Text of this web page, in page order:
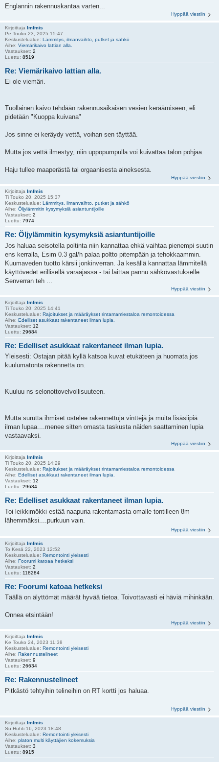
Englannin rakennuskantaa varten...
Hyppää viestiin
Kirjoittaja lmfmis
Pe Touko 23, 2025 15:47
Keskustelualue: Lämmitys, ilmanvaihto, putket ja sähkö
Aihe: Viemärikaivo lattian alla.
Vastaukset: 2
Luettu: 8519
Re: Viemärikaivo lattian alla.
Ei ole viemäri.
Tuollainen kaivo tehdään rakennusaikaisen vesien keräämiseen, eli
pidetään "Kuoppa kuivana"
Jos sinne ei keräydy vettä, voihan sen täyttää.
Mutta jos vettä ilmestyy, niin uppopumpulla voi kuivattaa talon pohjaa.
Haju tullee maaperästä tai orgaanisesta aineksesta.
Hyppää viestiin
Kirjoittaja lmfmis
Ti Touko 20, 2025 15:37
Keskustelualue: Lämmitys, ilmanvaihto, putket ja sähkö
Aihe: Öljylämmitin kysymyksiä asiantuntijoille
Vastaukset: 2
Luettu: 7974
Re: Öljylämmitin kysymyksiä asiantuntijoille
Jos haluaa seisotella poltinta niin kannattaa ehkä vaihtaa pienempi suutin
ens kerralla, Esim 0.3 gal/h palaa poltto pitempään ja tehokkaammin.
Kuumaveden tuotto kärsii jonkinverran. Ja kesällä kannattaa lämmitellä
käyttövedet erillisellä varaajassa - tai laittaa pannu sähkövastukselle.
Senverran teh ...
Hyppää viestiin
Kirjoittaja lmfmis
Ti Touko 20, 2025 14:41
Keskustelualue: Rajoitukset ja määräykset rintamamiestaloa remontoidessa
Aihe: Edelliset asukkaat rakentaneet ilman lupia.
Vastaukset: 12
Luettu: 29684
Re: Edelliset asukkaat rakentaneet ilman lupia.
Yleisesti: Ostajan pitää kyllä katsoa kuvat etukäteen ja huomata jos
kuulumatonta rakennetta on.
Kuuluu ns selonottovelvollisuuteen.
Mutta surutta ihmiset ostelee rakennettuja vinttejä ja muita lisäsiipiä
ilman lupaa....menee sitten omasta taskusta näiden saattaminen lupia
vastaavaksi.
Hyppää viestiin
Kirjoittaja lmfmis
Ti Touko 20, 2025 14:29
Keskustelualue: Rajoitukset ja määräykset rintamamiestaloa remontoidessa
Aihe: Edelliset asukkaat rakentaneet ilman lupia.
Vastaukset: 12
Luettu: 29684
Re: Edelliset asukkaat rakentaneet ilman lupia.
Toi leikkimökki estää naapuria rakentamasta omalle tontilleen 8m
lähemmäksi....purkuun vain.
Hyppää viestiin
Kirjoittaja lmfmis
To Kesä 22, 2023 12:52
Keskustelualue: Remontointi yleisesti
Aihe: Foorumi katoaa hetkeksi
Vastaukset: 2
Luettu: 118284
Re: Foorumi katoaa hetkeksi
Täällä on älyttömät määrät hyvää tietoa. Toivottavasti ei häviä mihinkään.
Onnea etsintään!
Hyppää viestiin
Kirjoittaja lmfmis
Ke Touko 24, 2023 11:38
Keskustelualue: Remontointi yleisesti
Aihe: Rakennustelineet
Vastaukset: 9
Luettu: 26634
Re: Rakennustelineet
Pitkästö tehtyihin telineihin on RT kortti jos haluaa.
Hyppää viestiin
Kirjoittaja lmfmis
Su Huhti 16, 2023 18:48
Keskustelualue: Remontointi yleisesti
Aihe: platon multi käyttäjien kokemuksia
Vastaukset: 3
Luettu: 8915